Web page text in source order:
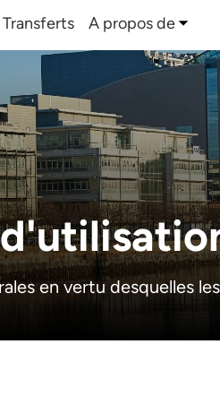
Transferts A propos de
en vertu desquelles